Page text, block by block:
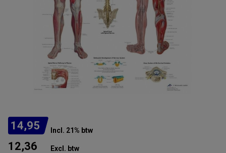
14,95 Incl. 21% btw
12,36 Excl. btw